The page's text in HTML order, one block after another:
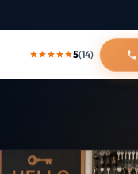
5(14)